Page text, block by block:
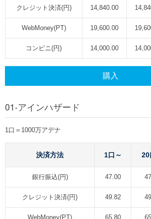
クレジット決済(円) 14,840.00
WebMoney(PT) 19,600.00
コンビニ(円) 14,000.00
購入
01-アインハザード
1口＝1000万アデナ
決済方法 1口～ 20
銀行振込(円) 47.00
クレジット決済(円) 49.82
WebMoney(PT) 65.80